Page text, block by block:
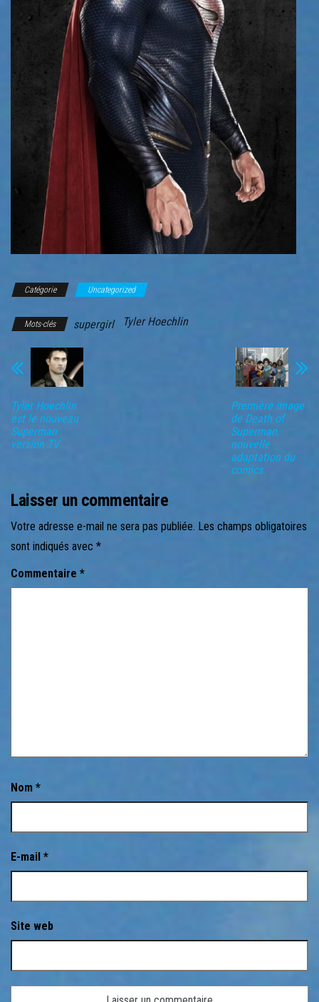
Catégorie Uncategorized
Mots-clés supergirl Tyler Hoechlin
Tyler Hoechlin
est le nouveau
Superman
version TV
Première image
de Death of
Superman,
nouvelle
adaptation du
comics
Laisser un commentaire
Votre adresse e-mail ne sera pas publiée. Les champs obligatoires
sont indiqués avec *
Commentaire *
Nom *
E-mail *
Site web